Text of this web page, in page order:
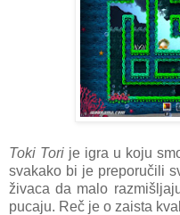
Toki Torije igra u koju
svakako bi je preporučili
živaca da malo
pucaju. Reč je o zaista